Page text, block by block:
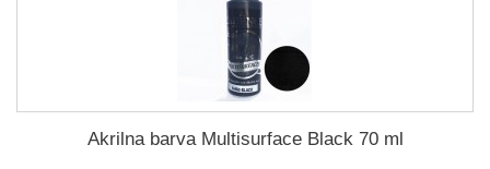
Akrilna barva Multisurface Black 70 ml